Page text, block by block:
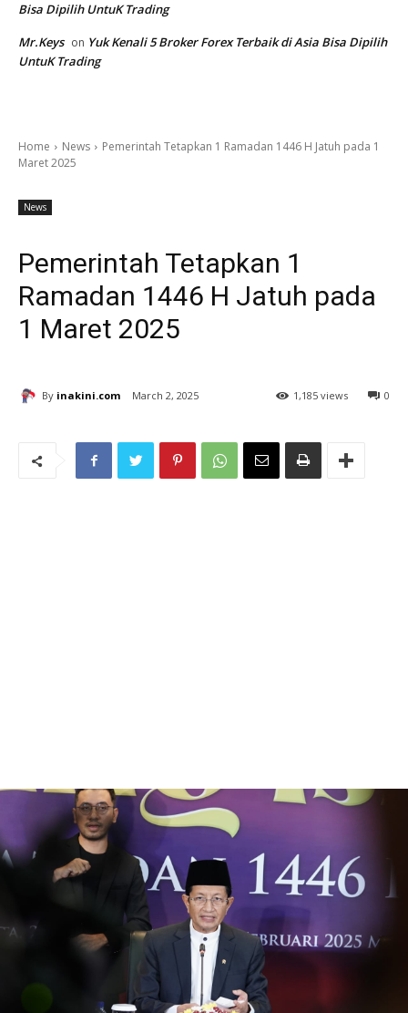
Bisa Dipilih UntuK Trading
Mr.Keys on Yuk Kenali 5 Broker Forex Terbaik di Asia Bisa Dipilih
UntuK Trading